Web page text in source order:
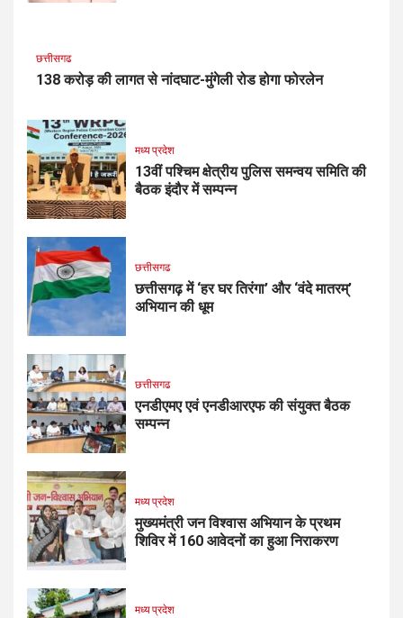
छत्तीसगढ
138 करोड़ की लागत से नांदघाट-मुंगेली रोड होगा फोरलेन
मध्य प्रदेश
13वीं पश्चिम क्षेत्रीय पुलिस समन्वय समिति की
बैठक इंदौर में सम्पन्न
छत्तीसगढ
छत्तीसगढ़ में ‘हर घर तिरंगा’ और ‘वंदे मातरम्’
अभियान की धूम
छत्तीसगढ
एनडीएमए एवं एनडीआरएफ की संयुक्त बैठक
सम्पन्न
मध्य प्रदेश
मुख्यमंत्री जन विश्वास अभियान के प्रथम
शिविर में 160 आवेदनों का हुआ निराकरण
मध्य प्रदेश